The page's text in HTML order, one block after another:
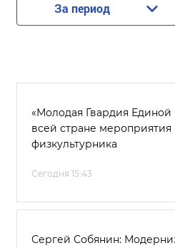
За период
«Молодая Гвардия
всей стране
физкультурника
Сегодня 15:43
Сергей Собянин: